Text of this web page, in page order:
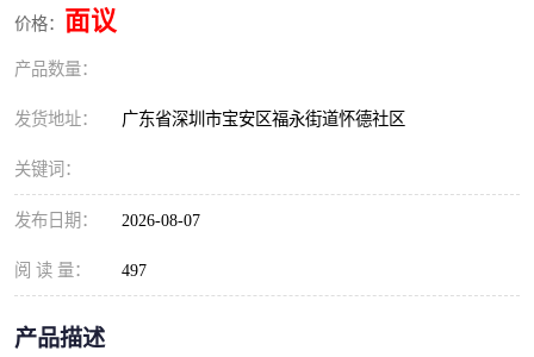
价格： 面议
产品数量：
发货地址： 广东省深圳市宝安区福永街道怀德社区
关键词：
发布日期： 2026-08-07
阅 读 量： 497
产品描述